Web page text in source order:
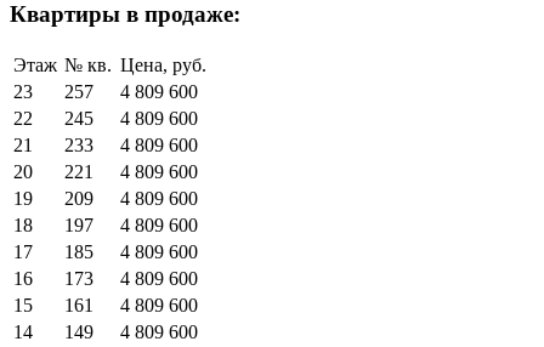
Квартиры в продаже:
Этаж № кв. Цена, руб.
23
257
4 809 600
22
245
4 809 600
21
233
4 809 600
20
221
4 809 600
19
209
4 809 600
18
197
4 809 600
17
185
4 809 600
16
173
4 809 600
15
161
4 809 600
14
149
4 809 600